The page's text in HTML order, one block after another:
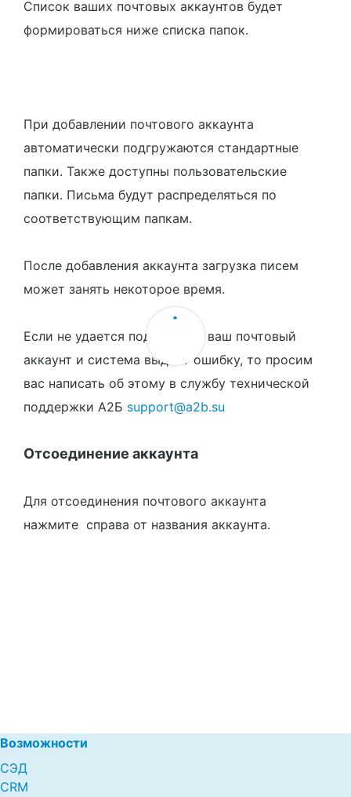
Список ваших почтовых аккаунтов будет
формироваться ниже списка папок.
При добавлении почтового аккаунта
автоматически подгружаются стандартные
папки. Также доступны пользовательские
папки. Письма будут распределяться по
соответствующим папкам.
После добавления аккаунта загрузка писем
может занять некоторое время.
Если не удается подключить ваш почтовый
аккаунт и система выдает ошибку, то просим
вас написать об этому в службу технической
поддержки А2Б support@a2b.su
Отсоединение аккаунта
Для отсоединения почтового аккаунта
нажмите справа от названия аккаунта.
Возможности
СЭД
CRM